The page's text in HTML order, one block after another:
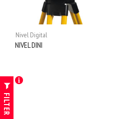
Nivel Digital
NIVEL DINI
FILTER